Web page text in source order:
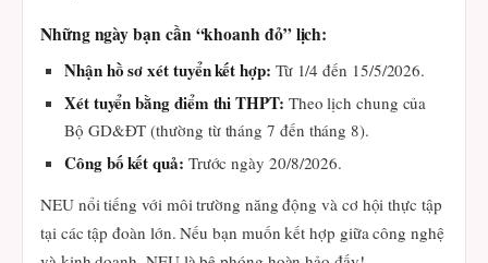
Những ngày bạn cần “khoanh đỏ” lịch:
Nhận hồ sơ xét tuyển kết hợp: Từ 1/4 đến 15/5/2026.
Xét tuyển bằng điểm thi THPT: Theo lịch chung của
Bộ GD&ĐT (thường từ tháng 7 đến tháng 8).
Công bố kết quả: Trước ngày 20/8/2026.
NEU nổi tiếng với môi trường năng động và cơ hội thực tập
tại các tập đoàn lớn. Nếu bạn muốn kết hợp giữa công nghệ